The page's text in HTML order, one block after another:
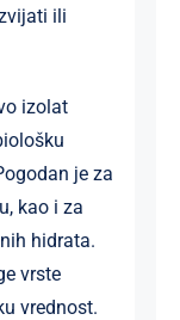
ili
izolat
je za
kao i za
hidrata.
vrste
vrednost.